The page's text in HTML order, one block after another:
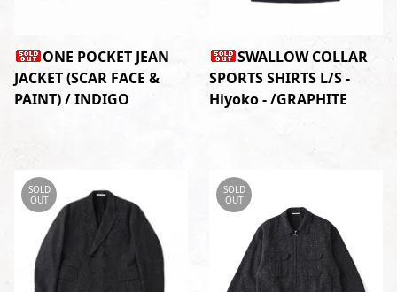
ONE POCKET JEAN
JACKET (SCAR FACE &
PAINT) / INDIGO
SWALLOW COLLAR
SPORTS SHIRTS L/S -
Hiyoko - /GRAPHITE
SOLD
OUT
SOLD
OUT